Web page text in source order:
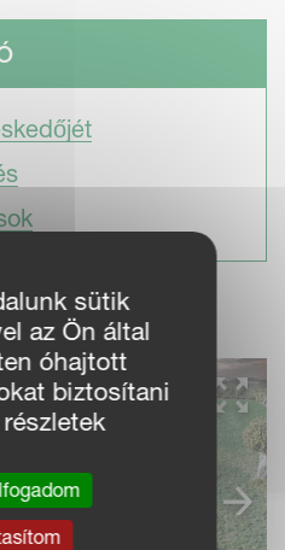
sütik
az Ön által
óhajtott
biztosítani